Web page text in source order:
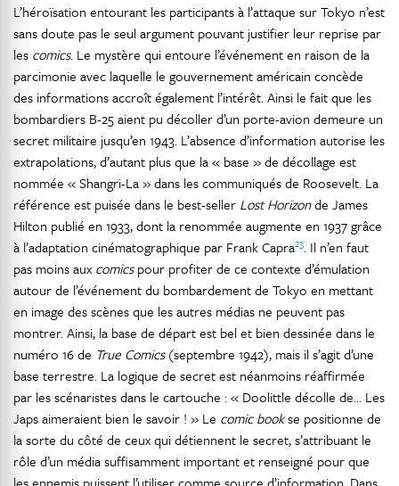
L’héroïsation entourant les participants à l’attaque sur Tokyo n’est
sans doute pas le seul argument pouvant justifier leur reprise par
les comics. Le mystère qui entoure l’événement en raison de la
parcimonie avec laquelle le gouvernement américain concède
des informations accroît également l’intérêt. Ainsi le fait que les
bombardiers B-25 aient pu décoller d’un porte-avion demeure un
secret militaire jusqu’en 1943. L’absence d’information autorise les
extrapolations, d’autant plus que la « base » de décollage est
nommée « Shangri-La » dans les communiqués de Roosevelt. La
référence est puisée dans le best-seller Lost Horizonde James
Hilton publié en 1933, dont la renommée augmente en 1937 grâce
à l’adaptation cinématographique par Frank Capra23. Il n’en faut
pas moins aux comicspour profiter de ce contexte d’émulation
autour de l’événement du bombardement de Tokyo en mettant
en image des scènes que les autres médias ne peuvent pas
montrer. Ainsi, la base de départ est bel et bien dessinée dans le
numéro 16 de True Comics(septembre 1942), mais il s’agit d’une
base terrestre. La logique de secret est néanmoins réaffirmée
par les scénaristes dans le cartouche : « Doolittle décolle de… Les
Japs aimeraient bien le savoir ! » Le comic bookse positionne de
la sorte du côté de ceux qui détiennent le secret, s’attribuant le
rôle d’un média suffisamment important et renseigné pour que